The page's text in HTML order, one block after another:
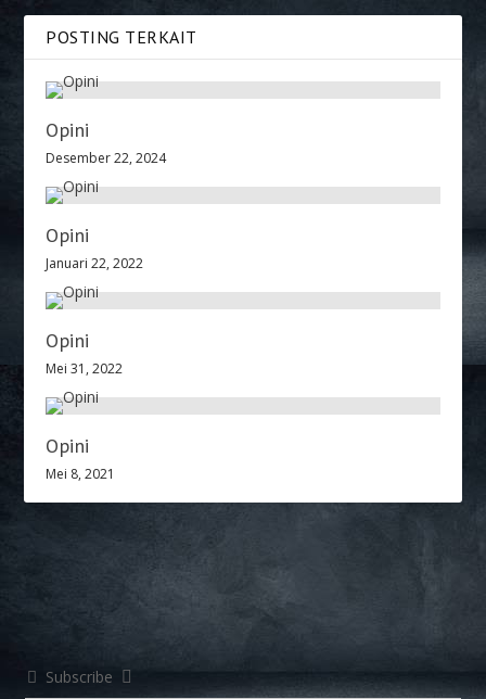
POSTING TERKAIT
Opini
Desember 22, 2024
Opini
Januari 22, 2022
Opini
Mei 31, 2022
Opini
Mei 8, 2021
Subscribe